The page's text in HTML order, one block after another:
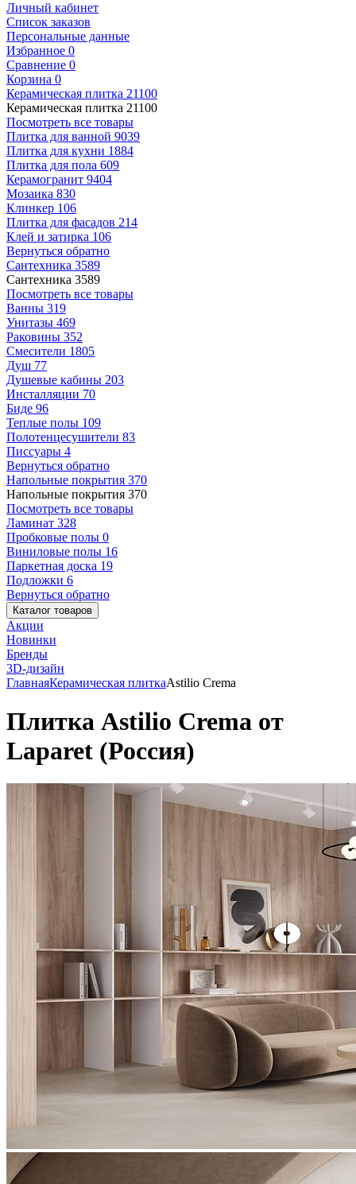
Личный кабинет
Список заказов
Персональные данные
Избранное 0
Сравнение 0
Корзина 0
Керамическая плитка 21100
Керамическая плитка 21100
Посмотреть все товары
Плитка для ванной 9039
Плитка для кухни 1884
Плитка для пола 609
Керамогранит 9404
Мозаика 830
Клинкер 106
Плитка для фасадов 214
Клей и затирка 106
Вернуться обратно
Сантехника 3589
Сантехника 3589
Посмотреть все товары
Ванны 319
Унитазы 469
Раковины 352
Смесители 1805
Душ 77
Душевые кабины 203
Инсталляции 70
Биде 96
Теплые полы 109
Полотенцесушители 83
Писсуары 4
Вернуться обратно
Напольные покрытия 370
Напольные покрытия 370
Посмотреть все товары
Ламинат 328
Пробковые полы 0
Виниловые полы 16
Паркетная доска 19
Подложки 6
Вернуться обратно
Каталог товаров
Акции
Новинки
Бренды
3D-дизайн
ГлавнаяКерамическая плиткаAstilio Crema
Плитка Astilio Crema от
Laparet (Россия)